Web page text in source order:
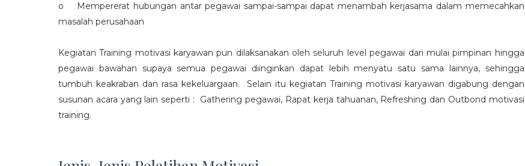
o Mempererat hubungan antar pegawai sampai-sampai dapat menambah kerjasama dalam memecahkan
masalah perusahaan
Kegiatan Training motivasi karyawan pun dilaksanakan oleh seluruh level pegawai dari mulai pimpinan hingga
pegawai bawahan supaya semua pegawai diinginkan dapat lebih menyatu satu sama lainnya, sehingga
tumbuh keakraban dan rasa kekeluargaan. Selain itu kegiatan Training motivasi karyawan digabung dengan
susunan acara yang lain seperti : Gathering pegawai, Rapat kerja tahuanan, Refreshing dan Outbond motivasi
training.